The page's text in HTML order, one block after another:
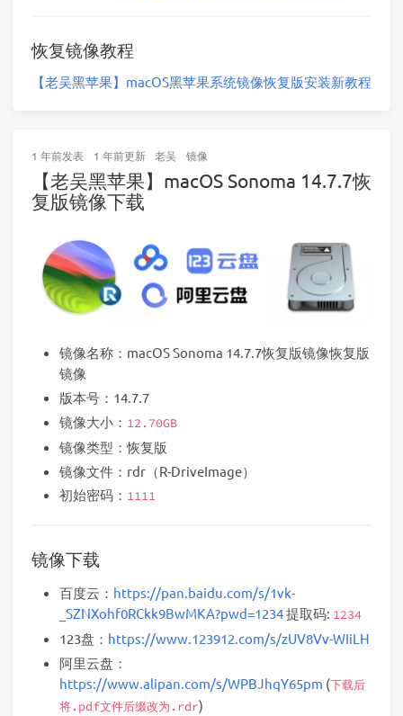
恢复镜像教程
【老吴黑苹果】macOS黑苹果系统镜像恢复版安装新教程
1 年前发表 1 年前更新 老吴 镜像
【老吴黑苹果】macOS Sonoma 14.7.7恢
复版镜像下载
镜像名称：macOS Sonoma 14.7.7恢复版镜像恢复版
镜像
版本号：14.7.7
镜像大小： 12.70GB
镜像类型：恢复版
镜像文件：rdr（R-DriveImage）
初始密码： 1111
镜像下载
百度云： https://pan.baidu.com/s/1vk-
_SZNXohf0RCkk9BwMKA?pwd=1234提取码: 1234
123盘： https://www.123912.com/s/zUV8Vv-WIiLH
阿里云盘：
https://www.alipan.com/s/WPBJhqY65pm (下载后
将.pdf文件后缀改为.rdr)